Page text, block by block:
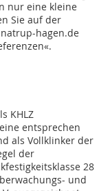
nur eine kleine
Sie auf der
hagen.de
KHLZ
entsprechen
als Vollklinker der
der
28
und